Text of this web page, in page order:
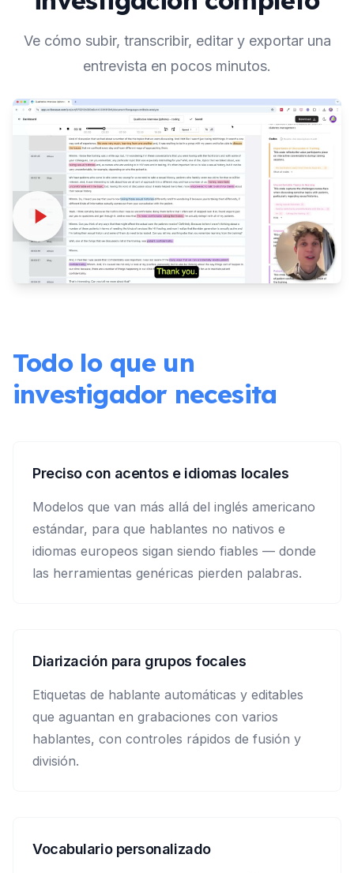
Ve cómo subir, transcribir, editar y exportar una
entrevista en pocos minutos.
Todo lo que un
investigador necesita
Preciso con acentos e idiomas locales
Modelos que van más allá del inglés americano
estándar, para que hablantes no nativos e
idiomas europeos sigan siendo fiables — donde
las herramientas genéricas pierden palabras.
Diarización para grupos focales
Etiquetas de hablante automáticas y editables
que aguantan en grabaciones con varios
hablantes, con controles rápidos de fusión y
división.
Vocabulario personalizado